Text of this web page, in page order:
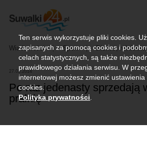
Wiadomości Sport Biznes, rolnictwo
27.05.2014
Po raz jedenasty sprzedają
pralnię
Ten serwis wykorzystuje pliki cookies.
zapisanych za pomocą cookies i
celach statystycznych, są także
prawidłowego działania serwisu. W
internetowej możesz zmienić
cookies.
Polityka prywatności